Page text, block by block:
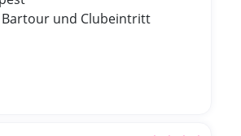
Bartour und Clubeintritt